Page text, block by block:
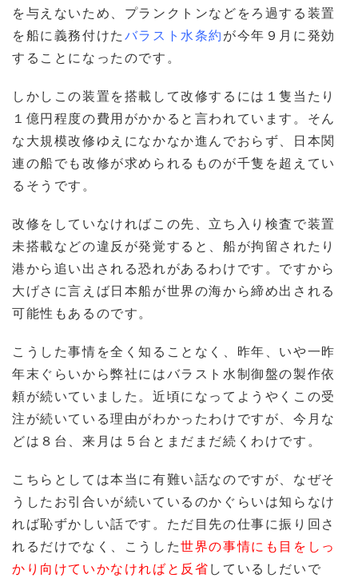
を与えないため、プランクトンなどをろ過する装置
を船に義務付けたバラスト水条約が今年９月に発効
することになったのです。
しかしこの装置を搭載して改修するには１隻当たり
１億円程度の費用がかかると言われています。そん
な大規模改修ゆえになかなか進んでおらず、日本関
連の船でも改修が求められるものが千隻を超えてい
るそうです。
改修をしていなければこの先、立ち入り検査で装置
未搭載などの違反が発覚すると、船が拘留されたり
港から追い出される恐れがあるわけです。ですから
大げさに言えば日本船が世界の海から締め出される
可能性もあるのです。
こうした事情を全く知ることなく、昨年、いや一昨
年末ぐらいから弊社にはバラスト水制御盤の製作依
頼が続いていました。近頃になってようやくこの受
注が続いている理由がわかったわけですが、今月な
どは８台、来月は５台とまだまだ続くわけです。
こちらとしては本当に有難い話なのですが、なぜそ
うしたお引合いが続いているのかぐらいは知らなけ
れば恥ずかしい話です。ただ目先の仕事に振り回さ
れるだけでなく、こうした世界の事情にも目をしっ
かり向けていかなければと反省しているしだいで